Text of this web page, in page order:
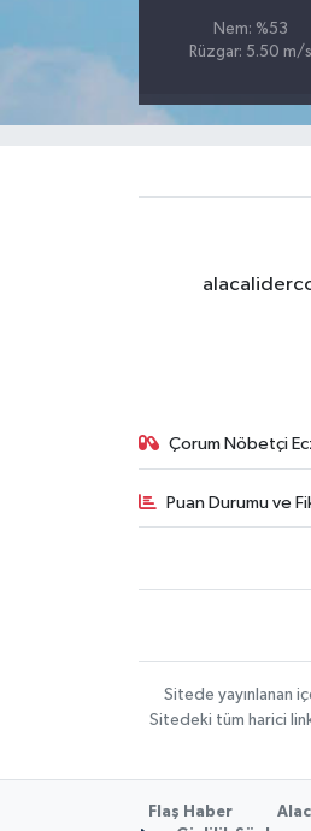
Nem: %53
Rüzgar: 5.50 m/s
Çorum Nöbetçi
Puan Durumu ve
Sitede yayınlanan
Sitedeki tüm harici
Flaş Haber